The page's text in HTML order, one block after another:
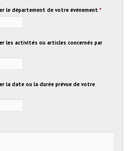
le département de votre événement *
les activités ou articles concernés par
la date ou la durée prévue de votre